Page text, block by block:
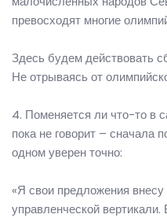
превосходят многие
Здесь будем действовать
Не отрываясь от
4. Поменяется ли что-то в
пока не говорит – сначала
одном уверен точно:
«Я свои предложения внесу
управленческой